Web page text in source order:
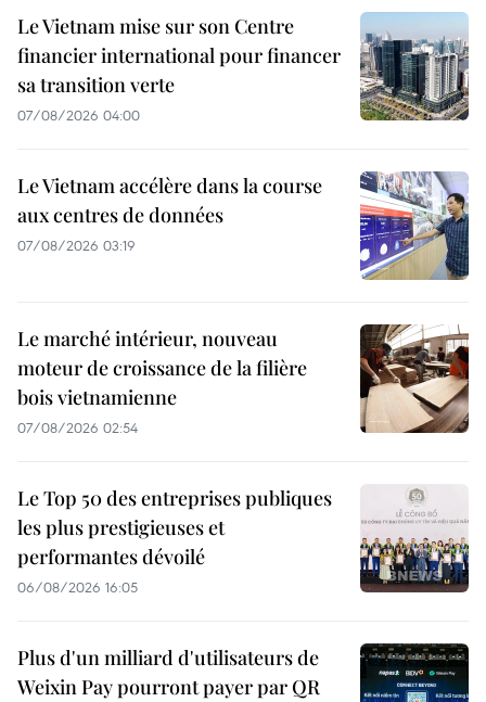
Le Vietnam mise sur son Centre
financier international pour financer
sa transition verte
07/08/2026 04:00
Le Vietnam accélère dans la course
aux centres de données
07/08/2026 03:19
Le marché intérieur, nouveau
moteur de croissance de la filière
bois vietnamienne
07/08/2026 02:54
Le Top 50 des entreprises publiques
les plus prestigieuses et
performantes dévoilé
06/08/2026 16:05
Plus d'un milliard d'utilisateurs de
Weixin Pay pourront payer par QR